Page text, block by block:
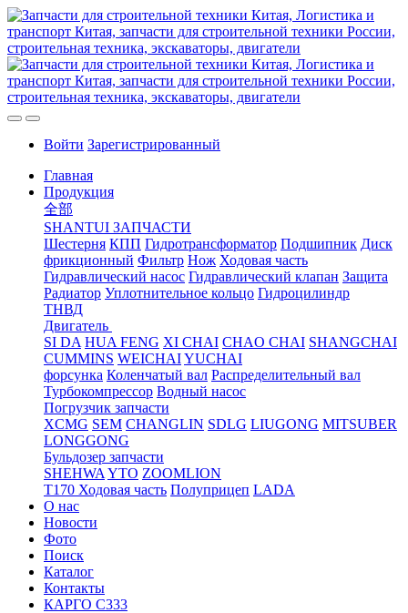
Войти Зарегистрированный
Главная
Продукция
全部
SHANTUI ЗАПЧАСТИ
Шестерня КПП Гидротрансформатор Подшипник Диск
фрикционный Фильтр Нож Ходовая часть
Гидравлический насос Гидравлический клапан Защита
Радиатор Уплотнительное кольцо Гидроцилиндр
ТНВД
Двигатель
SI DA HUA FENG XI CHAI CHAO CHAI SHANGCHAI
CUMMINS WEICHAIYUCHAI
форсунка Коленчатый вал Распределительный вал
Турбокомпрессор Водный насос
Погрузчик запчасти
XCMG SEM CHANGLIN SDLG LIUGONG MITSUBER
LONGGONG
Бульдозер запчасти
SHEHWA YTO ZOOMLION
T170 Ходовая часть Полуприцеп LADA
О нас
Новости
Фото
Поиск
Каталог
Контакты
КАРГО С333